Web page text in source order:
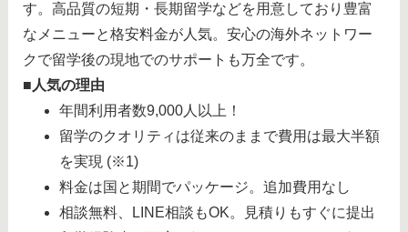
す。高品質の短期・長期留学などを用意しており豊富
なメニューと格安料金が人気。安心の海外ネットワー
クで留学後の現地でのサポートも万全です。
■人気の理由
年間利用者数9,000人以上！
留学のクオリティは従来のままで費用は最大半額
を実現 (※1)
料金は国と期間でパッケージ。追加費用なし
相談無料、LINE相談もOK。見積りもすぐに提出